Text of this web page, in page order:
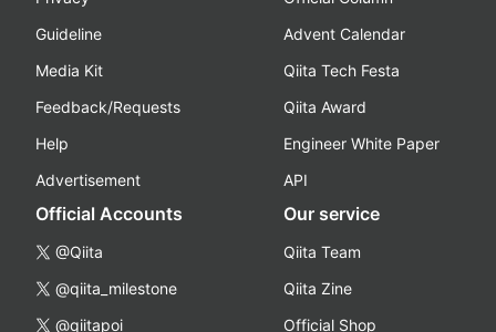
Guideline
Media Kit
Feedback/Requests
Help
Advertisement
Advent Calendar
Qiita Tech Festa
Qiita Award
Engineer White Paper
API
Official Accounts
@Qiita
@qiita_milestone
@qiitapoi
Our service
Qiita Team
Qiita Zine
Official Shop